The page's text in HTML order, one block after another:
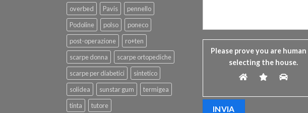
overbed
Pavis
pennello
Podoline
polso
poneco
post-operazione
ro+ten
scarpe donna
scarpe ortopediche
scarpe per diabetici
sintetico
solidea
sunstar gum
termigea
tinta
tutore
Please prove you are human
selecting thehouse.